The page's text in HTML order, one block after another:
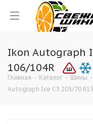
Ikon Autograph
106/104R
Главная - Каталог - Шины -
Autograph Ice C3 205/70